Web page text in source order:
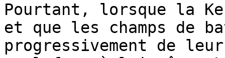
Pourtant, lorsque la
et que les champs de
progressivement de